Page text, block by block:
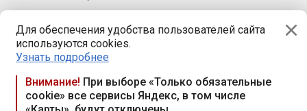
Для обеспечения удобства пользователей сайта
используются cookies.
Узнать подробнее
Внимание! При выборе «Только обязательные
cookie» все сервисы Яндекс, в том числе
Книга замечаний и предложений
Правила и документы
Praca.by © 2000—2026, ООО «ПРАЦА БАЙ»
Республика Беларусь, 220114, г. Минск, пр-т Независимости
117а, пом. № 9.